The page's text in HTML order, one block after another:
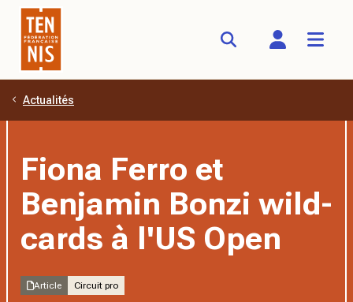
Aller au contenu principal
Actualités
Fiona Ferro et
Benjamin Bonzi wild-
cards à l'US Open
Article Circuit pro